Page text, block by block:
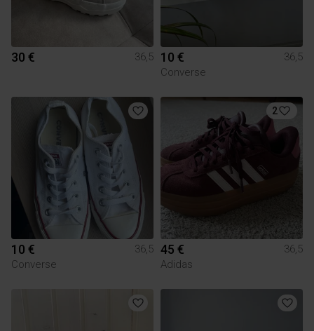
30 € 36,5 10 €
36,5
Converse
10 €
36,5
Converse
2
45 €
36,5
Adidas